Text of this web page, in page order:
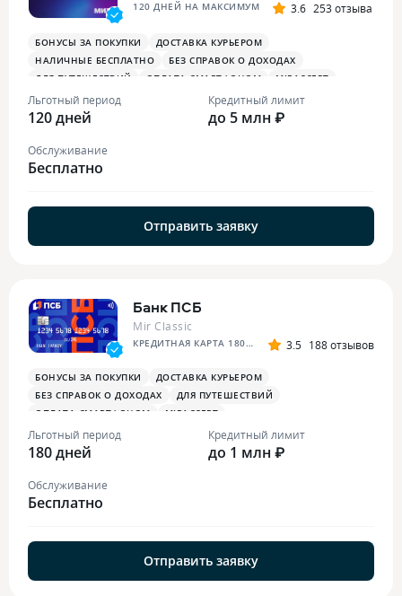
120 ДНЕЙ НА МАКСИМУМ 3.6 253 отзыва
БОНУСЫ ЗА ПОКУПКИ
ДОСТАВКА КУРЬЕРОМ
НАЛИЧНЫЕ БЕСПЛАТНО
БЕЗ СПРАВОК О ДОХОДАХ
ДЛЯ ПУТЕШЕСТВИЙ
ОПЛАТА СМАРТФОНОМ MIRACCEPT
Льготный период
120 дней
Кредитный лимит
до 5 млн ₽
Обслуживание
Бесплатно
Отправить заявку
Банк ПСБ
Mir Classic
КРЕДИТНАЯ КАРТА 180 ДНЕЙ БЕЗ % 3.5 188 отзывов
БОНУСЫ ЗА ПОКУПКИ
ДОСТАВКА КУРЬЕРОМ
БЕЗ СПРАВОК О ДОХОДАХ
ДЛЯ ПУТЕШЕСТВИЙ
ОПЛАТА СМАРТФОНОМ
MIRACCEPT
БОНУСЫ ЗА МЕДИЦИНСКИЕ УСЛУГИ
Льготный период
180 дней
Кредитный лимит
до 1 млн ₽
Обслуживание
Бесплатно
Отправить заявку